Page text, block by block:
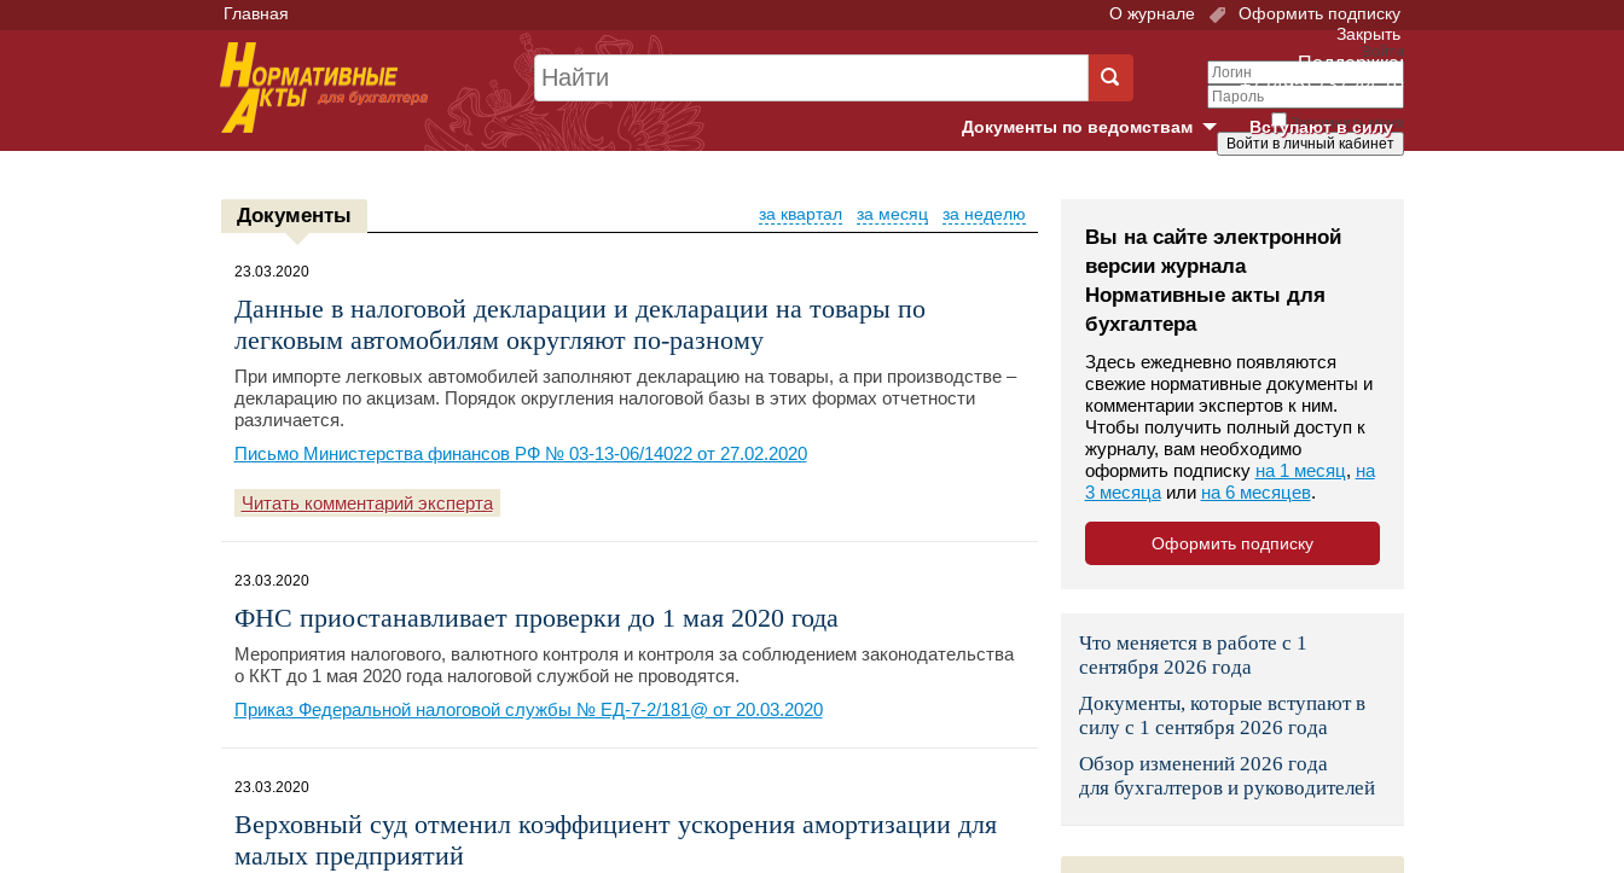
Главная О журнале
Оформить подписку
Закрыть
Войти
Запомнить меня
Поддержка:
+7 (495) 737-44-10
Вступают в силу
Документы по ведомствам
Банк России
Верховный Суд
Гострудинспекция в г. Москве
Конституционный Суд
Пенсионный фонд
Правительство
Социальный фонд России
Суд общей юрисдикции
Федеральная налоговая служба
Документы за неделю
за месяц
за квартал
23.03.2020
Данные в налоговой декларации и декларации на товары по
легковым автомобилям округляют по-разному
При импорте легковых автомобилей заполняют декларацию на товары, а при производстве –
декларацию по акцизам. Порядок округления налоговой базы в этих формах отчетности
различается.
Письмо Министерства финансов РФ № 03-13-06/14022 от 27.02.2020
Читать комментарий эксперта
23.03.2020
ФНС приостанавливает проверки до 1 мая 2020 года
Мероприятия налогового, валютного контроля и контроля за соблюдением законодательства
о ККТ до 1 мая 2020 года налоговой службой не проводятся.
Приказ Федеральной налоговой службы № ЕД-7-2/181@ от 20.03.2020
23.03.2020
Верховный суд отменил коэффициент ускорения амортизации для
малых предприятий
Вы на сайте электронной
версии журнала
Нормативные акты для
бухгалтера
Здесь ежедневно появляются
свежие нормативные документы и
комментарии экспертов к ним.
Чтобы получить полный доступ к
журналу, вам необходимо
оформить подписку на 1 месяц, на
3 месяцаили на 6 месяцев.
Оформить подписку
Что меняется в работе с 1
сентября 2026 года
Документы, которые вступают в
силу с 1 сентября 2026 года
Обзор изменений 2026 года
для бухгалтеров и руководителей